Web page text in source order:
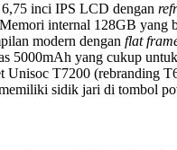
inci IPS LCD dengan
Memori internal 128GB yang
modern dengan flat
5000mAh yang cukup
Unisoc T7200 (rebranding
sidik jari di tombol